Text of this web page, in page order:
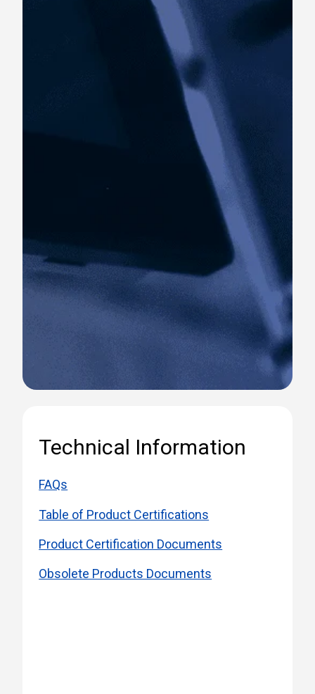
Technical Information
FAQs
Table of Product Certifications
Product Certification Documents
Obsolete Products Documents